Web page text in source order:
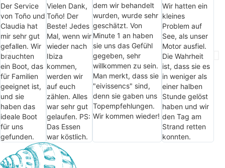
Der Service
von Toño und
Claudia hat
mir sehr gut
gefallen. Wir
brauchten
ein Boot, das
für Familien
geeignet ist,
und sie
haben das
ideale Boot
für uns
gefunden.
Vielen Dank,
Toño! Der
Beste! Jedes
Mal, wenn wir
wieder nach
Ibiza
kommen,
werden wir
auf euch
zählen. Alles
war sehr gut
gelaufen. PS:
Das Essen
war köstlich.
dem wir behandelt
wurden, wurde sehr
geschätzt. Von
Minute 1 an haben
sie uns das Gefühl
gegeben, sehr
willkommen zu sein.
Man merkt, dass sie
"eivissencs" sind,
denn sie gaben uns
Topempfehlungen.
Wir kommen wieder!
Wir hatten ein
kleines
Problem auf
See, als unser
Motor ausfiel.
Die Wahrheit
ist, dass sie es
in weniger als
einer halben
Stunde gelöst
haben und wir
den Tag am
Strand retten
konnten.